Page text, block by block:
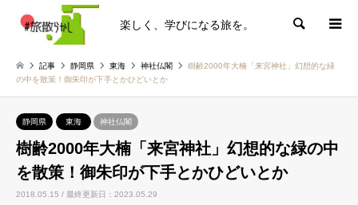
楽しく、学びになる旅を。 検索
記事 静岡県 東海 神社仏閣
樹齢2000年大楠「来宮神社」幻想的な緑
の中を散策！御朱印が下手とかひどいとか
静岡県 東海 神社仏閣
樹齢2000年大楠「来宮神社」幻想的な緑の中
を散策！御朱印が下手とかひどいとか
2018.05.15 / 最終更新日：2023.05.29